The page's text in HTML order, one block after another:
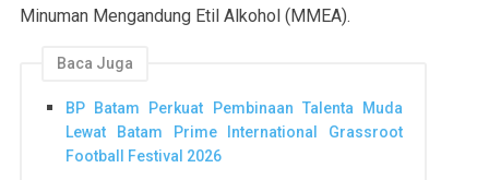
Minuman Mengandung Etil Alkohol (MMEA).
Baca Juga
BP Batam Perkuat Pembinaan Talenta Muda
Lewat Batam Prime International Grassroot
Football Festival 2026